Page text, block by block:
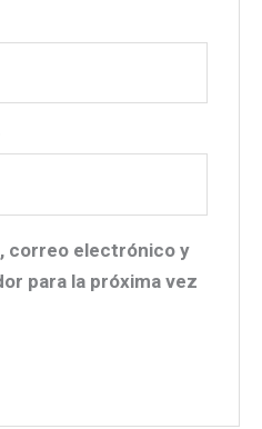
correo electrónico y
para la próxima vez